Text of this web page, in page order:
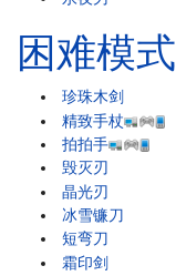
困难模式
珍珠木剑
精致手杖
拍拍手
毁灭刃
晶光刃
冰雪镰刀
短弯刀
霜印剑